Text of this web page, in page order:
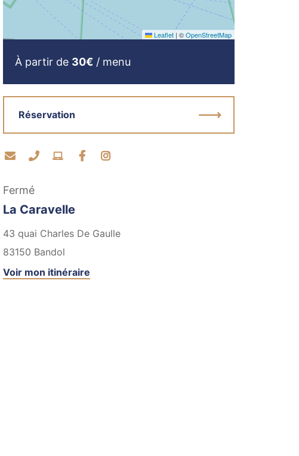
Leaflet | ©OpenStreetMap
À partir de 30€ / menu
Réservation
Contacter par mail
Contacter par téléphone
Visiter le site internet
Facebook
Fermé
La Caravelle
43 quai Charles De Gaulle
83150 Bandol
Voir mon itinéraire